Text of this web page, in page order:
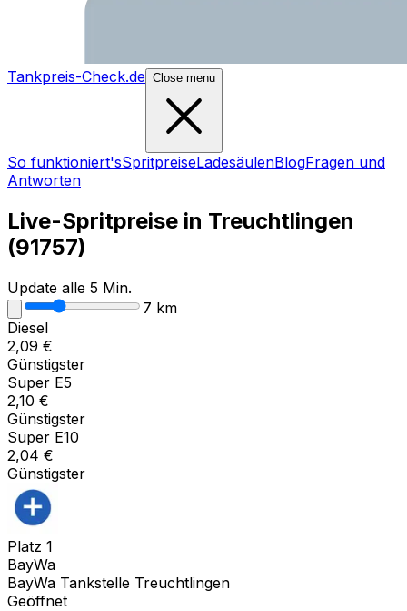
Tankpreis-Check.de Close menu
So funktioniert'sSpritpreiseLadesäulenBlogFragen und
Antworten
Live-Spritpreise in Treuchtlingen
(91757)
Update alle 5 Min.
7 km
Diesel
2,09 €
Günstigster
Super E5
2,10 €
Günstigster
Super E10
2,04 €
Günstigster
Platz 1
BayWa
BayWa Tankstelle Treuchtlingen
Geöffnet